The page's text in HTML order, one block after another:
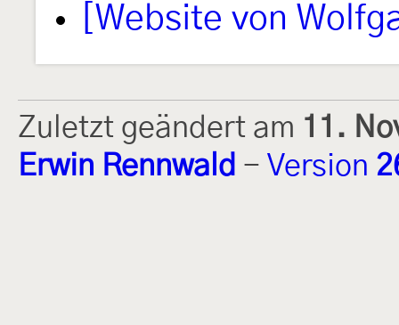
[Website von
Zuletzt geändert am 11.
Erwin Rennwald - Version